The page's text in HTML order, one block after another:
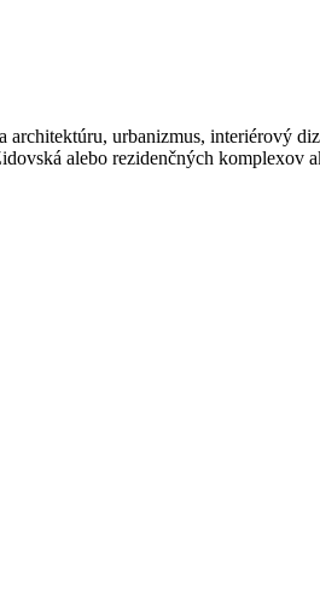
architektúru, urbanizmus, interiérový
alebo rezidenčných komplexov